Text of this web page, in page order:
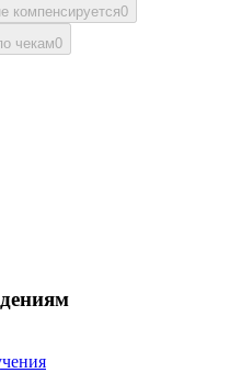
компенсируется0
чекам0